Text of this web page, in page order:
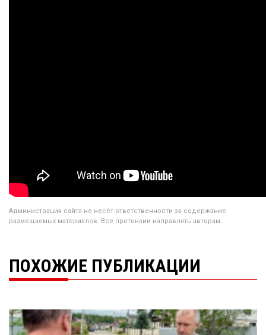
Администрация сайта не несёт ответственности за содержание
размещаемых материалов. Все претензии направлять авторам.
ПОХОЖИЕ ПУБЛИКАЦИИ